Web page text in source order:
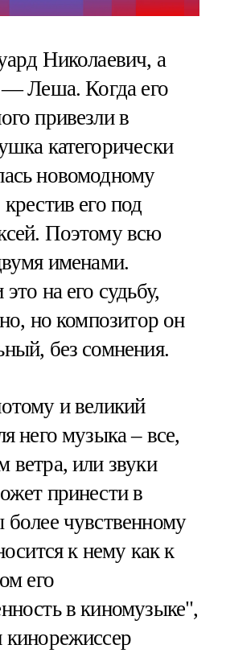
Николаевич, а
— Леша. Когда его
привезли в
категорически
новомодному
его под
Поэтому всю
именами.
на его судьбу,
но композитор он
без сомнения.
и великий
него музыка – все,
или звуки
принести в
чувственному
к нему как к
его
в киномузыке",